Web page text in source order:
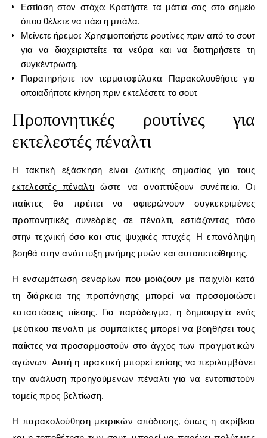
Εστίαση στον στόχο: Κρατήστε τα μάτια σας στο σημείο
όπου θέλετε να πάει η μπάλα.
Μείνετε ήρεμοι: Χρησιμοποιήστε ρουτίνες πριν από το σουτ
για να διαχειριστείτε τα νεύρα και να διατηρήσετε τη
συγκέντρωση.
Παρατηρήστε τον τερματοφύλακα: Παρακολουθήστε για
οποιαδήποτε κίνηση πριν εκτελέσετε το σουτ.
Προπονητικές ρουτίνες για
εκτελεστές πέναλτι
Η τακτική εξάσκηση είναι ζωτικής σημασίας για τους
εκτελεστές πέναλτι ώστε να αναπτύξουν συνέπεια. Οι
παίκτες θα πρέπει να αφιερώνουν συγκεκριμένες
προπονητικές συνεδρίες σε πέναλτι, εστιάζοντας τόσο
στην τεχνική όσο και στις ψυχικές πτυχές. Η επανάληψη
βοηθά στην ανάπτυξη μνήμης μυών και αυτοπεποίθησης.
Η ενσωμάτωση σεναρίων που μοιάζουν με παιχνίδι κατά
τη διάρκεια της προπόνησης μπορεί να προσομοιώσει
καταστάσεις πίεσης. Για παράδειγμα, η δημιουργία ενός
ψεύτικου πέναλτι με συμπαίκτες μπορεί να βοηθήσει τους
παίκτες να προσαρμοστούν στο άγχος των πραγματικών
αγώνων. Αυτή η πρακτική μπορεί επίσης να περιλαμβάνει
την ανάλυση προηγούμενων πέναλτι για να εντοπιστούν
τομείς προς βελτίωση.
Η παρακολούθηση μετρικών απόδοσης, όπως η ακρίβεια